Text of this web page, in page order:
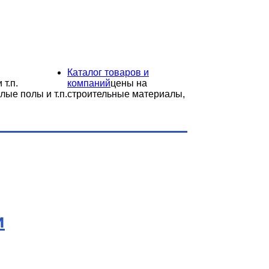
т.п.
полы и т.п.
Каталог товаров и
компанийцены на
строительные материалы,